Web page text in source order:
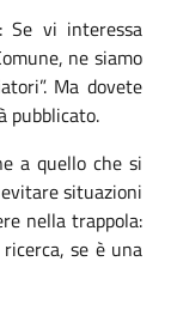
Se vi interessa
ne siamo
Ma dovete
pubblicato.
a quello che si
situazioni
nella trappola:
se è una